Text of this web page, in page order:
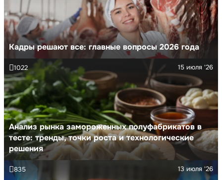
Кадры решают все: главные вопросы 2026 года
Анализ рынка замороженных полуфабрикатов в
тесте: тренды, точки роста и технологические
решения
15 июля '26
1022
13 июля '26
835